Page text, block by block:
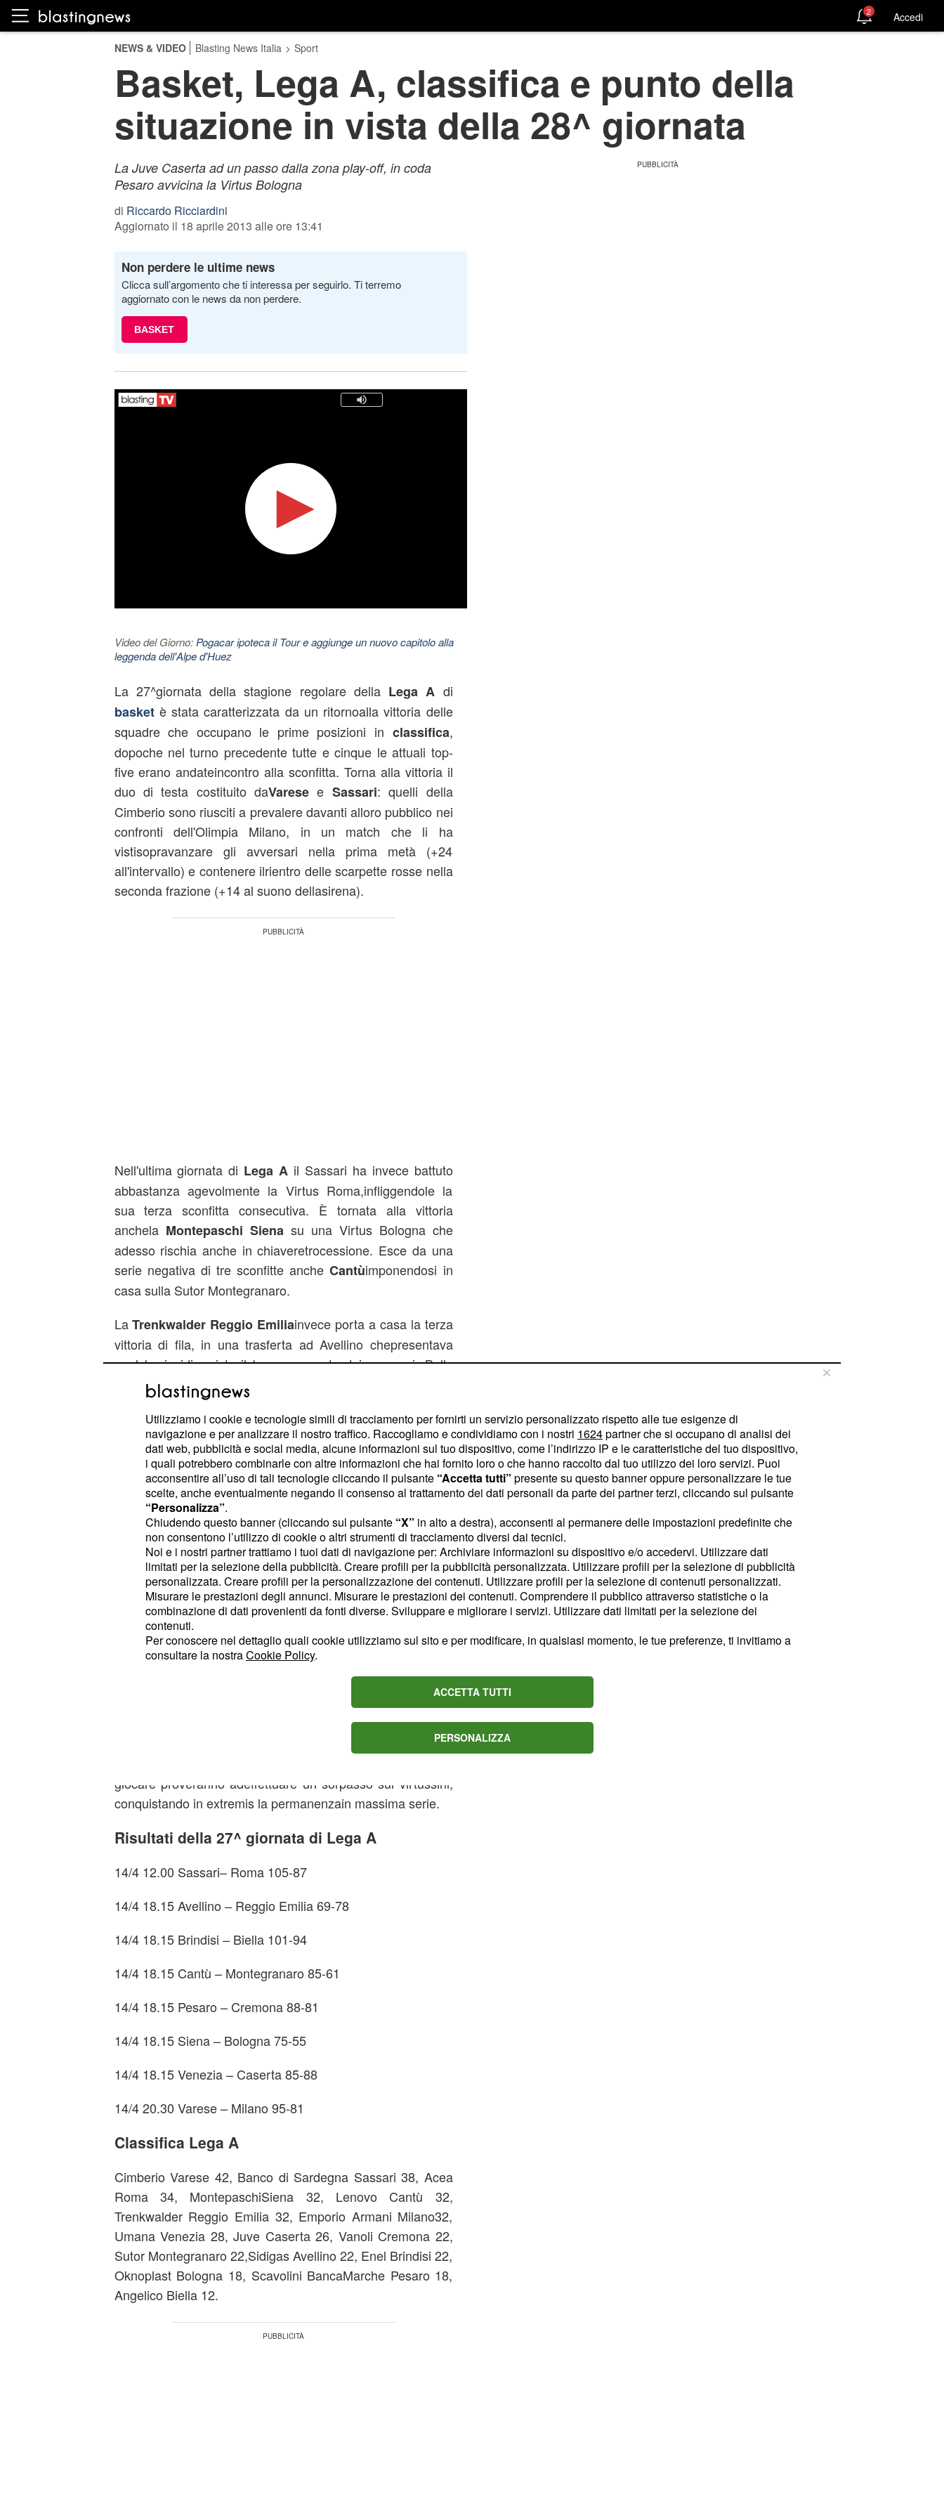
2 Accedi
NEWS & VIDEO Blasting News Italia > Sport
Basket, Lega A, classifica e punto della
situazione in vista della 28^ giornata
La Juve Caserta ad un passo dalla zona play-off, in coda
Pesaro avvicina la Virtus Bologna
di Riccardo Ricciardini
Aggiornato il 18 aprile 2013 alle ore 13:41
Non perdere le ultime news
Clicca sull’argomento che ti interessa per seguirlo. Ti terremo
aggiornato con le news da non perdere.
BASKET
Video del Giorno: Pogacar ipoteca il Tour e aggiunge un nuovo capitolo alla
leggenda dell'Alpe d'Huez
La 27^giornata della stagione regolare della Lega A di
basket è stata caratterizzata da un ritornoalla vittoria delle
squadre che occupano le prime posizioni in classifica,
dopoche nel turno precedente tutte e cinque le attuali top-
five erano andateincontro alla sconfitta. Torna alla vittoria il
duo di testa costituito daVaresee Sassari: quelli della
Cimberio sono riusciti a prevalere davanti alloro pubblico nei
confronti dell'Olimpia Milano, in un match che li ha
vistisopravanzare gli avversari nella prima metà (+24
all'intervallo) e contenere ilrientro delle scarpette rosse nella
seconda frazione (+14 al suono dellasirena).
Nell'ultima giornata di Lega A il Sassari ha invece battuto
abbastanza agevolmente la Virtus Roma,infliggendole la
sua terza sconfitta consecutiva. È tornata alla vittoria
anchela Montepaschi Siena su una Virtus Bologna che
adesso rischia anche in chiaveretrocessione. Esce da una
serie negativa di tre sconfitte ancheCantùimponendosi in
casa sulla Sutor Montegranaro.
LaTrenkwalder Reggio Emiliainvece porta a casa la terza
vittoria di fila, in una trasferta ad Avellino chepresentava
qualche insidia, visto il buon momento dei campani. Bella
impresa di Caserta
Reyer Venezia, portandosi così adun passo dai play-off: la
Juve ha raggiunto quota 26 e insegue proprio la Reyerche
occupa l'8° posto a quota 28.
Negli altri incontri tornano alla vittoriaBrindisi, che si
, che prevale su Cremona. I
giocare proveranno adeffettuare un sorpasso sui virtussini,
conquistando in extremis la permanenzain massima serie.
Risultati della 27^ giornata di Lega A
14/4 12.00 Sassari– Roma 105-87
14/4 18.15 Avellino – Reggio Emilia 69-78
14/4 18.15 Brindisi – Biella 101-94
14/4 18.15 Cantù – Montegranaro 85-61
14/4 18.15 Pesaro – Cremona 88-81
14/4 18.15 Siena – Bologna 75-55
14/4 18.15 Venezia – Caserta 85-88
14/4 20.30 Varese – Milano 95-81
Classifica Lega A
Cimberio Varese 42, Banco di Sardegna Sassari 38, Acea
Roma 34, MontepaschiSiena 32, Lenovo Cantù 32,
Trenkwalder Reggio Emilia 32, Emporio Armani Milano32,
Umana Venezia 28, Juve Caserta 26, Vanoli Cremona 22,
Sutor Montegranaro 22,Sidigas Avellino 22, Enel Brindisi 22,
Oknoplast Bologna 18, Scavolini BancaMarche Pesaro 18,
Angelico Biella 12.
Utilizziamo i cookie e tecnologie simili di tracciamento per fornirti un servizio personalizzato rispetto alle tue esigenze di
navigazione e per analizzare il nostro traffico. Raccogliamo e condividiamo con i nostri 1624partner che si occupano di analisi dei
dati web, pubblicità e social media, alcune informazioni sul tuo dispositivo, come l’indirizzo IP e le caratteristiche del tuo dispositivo,
i quali potrebbero combinarle con altre informazioni che hai fornito loro o che hanno raccolto dal tuo utilizzo dei loro servizi. Puoi
acconsentire all’uso di tali tecnologie cliccando il pulsante “Accetta tutti” presente su questo banner oppure personalizzare le tue
scelte, anche eventualmente negando il consenso al trattamento dei dati personali da parte dei partner terzi, cliccando sul pulsante
“Personalizza”.
Chiudendo questo banner (cliccando sul pulsante “X” in alto a destra), acconsenti al permanere delle impostazioni predefinite che
non consentono l’utilizzo di cookie o altri strumenti di tracciamento diversi dai tecnici.
Noi e i nostri partner trattiamo i tuoi dati di navigazione per: Archiviare informazioni su dispositivo e/o accedervi. Utilizzare dati
limitati per la selezione della pubblicità. Creare profili per la pubblicità personalizzata. Utilizzare profili per la selezione di pubblicità
personalizzata. Creare profili per la personalizzazione dei contenuti. Utilizzare profili per la selezione di contenuti personalizzati.
Misurare le prestazioni degli annunci. Misurare le prestazioni dei contenuti. Comprendere il pubblico attraverso statistiche o la
combinazione di dati provenienti da fonti diverse. Sviluppare e migliorare i servizi. Utilizzare dati limitati per la selezione dei
contenuti.
Per conoscere nel dettaglio quali cookie utilizziamo sul sito e per modificare, in qualsiasi momento, le tue preferenze, ti invitiamo a
consultare la nostraCookie Policy.
ACCETTA TUTTI
PERSONALIZZA